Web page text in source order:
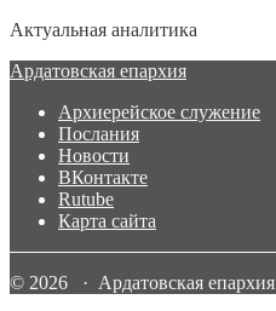
Актуальная аналитика
Ардатовская епархия
Архиерейское служение
Послания
Новости
ВКонтакте
Rutube
Карта сайта
© 2026 · Ардатовская епархия